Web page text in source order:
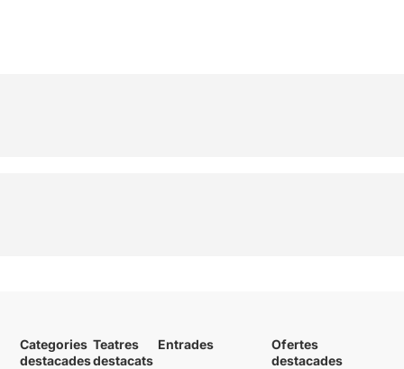
Categories
destacades
Teatres
destacats
Entrades
Ofertes
destacades